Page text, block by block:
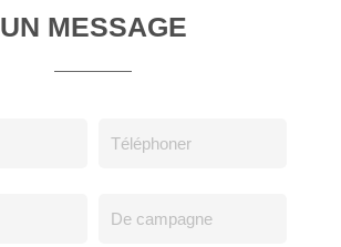
UN MESSAGE